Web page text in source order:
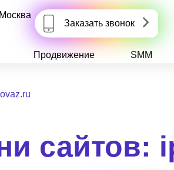
Москва
Заказать звонок
Продвижение SMM
сайтов: